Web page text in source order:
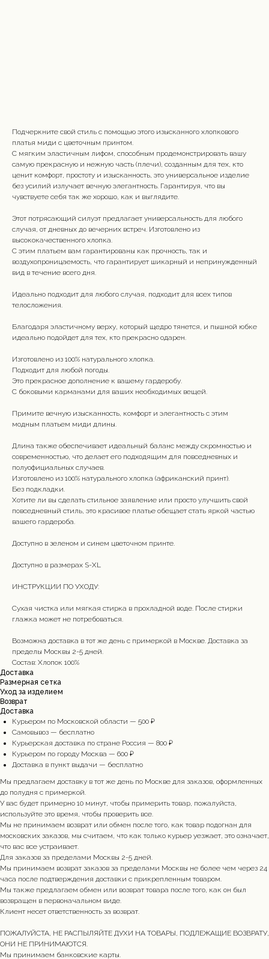
Подчеркните свой стиль с помощью этого изысканного хлопкового
платья миди с цветочным принтом.
С мягким эластичным лифом, способным продемонстрировать вашу
самую прекрасную и нежную часть (плечи), созданным для тех, кто
ценит комфорт, простоту и изысканность, это универсальное изделие
без усилий излучает вечную элегантность. Гарантируя, что вы
чувствуете себя так же хорошо, как и выглядите.
Этот потрясающий силуэт предлагает универсальность для любого
случая, от дневных до вечерних встреч. Изготовлено из
высококачественного хлопка.
С этим платьем вам гарантированы как прочность, так и
воздухопроницаемость, что гарантирует шикарный и непринужденный
вид в течение всего дня.
Идеально подходит для любого случая, подходит для всех типов
телосложения.
Благодаря эластичному верху, который щедро тянется, и пышной юбке
идеально подойдет для тех, кто прекрасно одарен.
Изготовлено из 100% натурального хлопка.
Подходит для любой погоды.
Это прекрасное дополнение к вашему гардеробу.
С боковыми карманами для ваших необходимых вещей.
Примите вечную изысканность, комфорт и элегантность с этим
модным платьем миди длины.
Длина также обеспечивает идеальный баланс между скромностью и
современностью, что делает его подходящим для повседневных и
полуофициальных случаев.
Изготовлено из 100% натурального хлопка (африканский принт).
Без подкладки.
Хотите ли вы сделать стильное заявление или просто улучшить свой
повседневный стиль, это красивое платье обещает стать яркой частью
вашего гардероба.
Доступно в зеленом и синем цветочном принте.
Доступно в размерах S-XL
ИНСТРУКЦИИ ПО УХОДУ:
Сухая чистка или мягкая стирка в прохладной воде. После стирки
глажка может не потребоваться.
Возможна доставка в тот же день с примеркой в ​​Москве. Доставка за
пределы Москвы 2-5 дней.
Состав: Хлопок 100%
Доставка
Размерная сетка
Уход за изделием
Возврат
Доставка
Курьером по Московской области — 500 ₽
Cамовывоз — бесплатно
Курьерская доставка по стране Россия — 800 ₽
Курьером по городу Москва — 600 ₽
Доставка в пункт выдачи — бесплатно
Мы предлагаем доставку в тот же день по Москве для заказов, оформленных
до полудня с примеркой.
У вас будет примерно 10 минут, чтобы примерить товар, пожалуйста,
используйте это время, чтобы проверить все.
Мы не принимаем возврат или обмен после того, как товар подогнан для
московских заказов, мы считаем, что как только курьер уезжает, это означает,
что вас все устраивает.
Для заказов за пределами Москвы 2-5 дней.
Мы принимаем возврат заказов за пределами Москвы не более чем через 24
часа после подтверждения доставки с прикрепленным товаром.
Мы также предлагаем обмен или возврат товара после того, как он был
возвращен в первоначальном виде.
Клиент несет ответственность за возврат.
ПОЖАЛУЙСТА, НЕ РАСПЫЛЯЙТЕ ДУХИ НА ТОВАРЫ, ПОДЛЕЖАЩИЕ ВОЗВРАТУ,
ОНИ НЕ ПРИНИМАЮТСЯ.
Мы принимаем банковские карты.